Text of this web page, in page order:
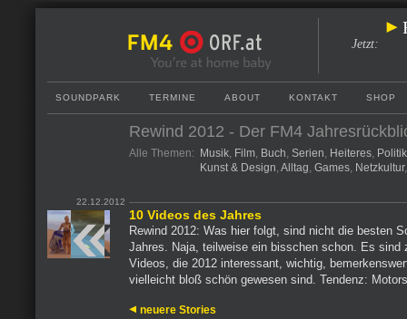
Jetzt:
SOUNDPARK TERMINE ABOUT KONTAKT SHOP
Rewind 2012 - Der FM4
Alle Themen: Musik, Film, Buch, Serien, Heiteres,
Kunst & Design, Alltag, Games, Netzkultur
22.12.2012
10 Videos des Jahres
Rewind 2012: Was hier folgt, sind nicht die besten
Jahres. Naja, teilweise ein bisschen schon. Es sind
Videos, die 2012 interessant, wichtig,
vielleicht bloß schön gewesen sind. Tendenz:
neuere Stories